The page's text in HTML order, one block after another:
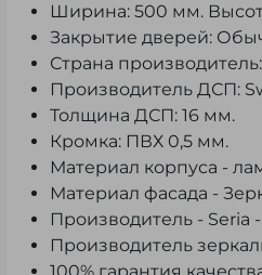
Ширина: 500 мм.
Закрытие дверей:
Страна
Производитель ДСП:
Толщина ДСП: 16 мм.
Кромка: ПВХ 0,5 мм.
Материал корпуса -
Материал фасада -
Производитель - Seria
Производитель